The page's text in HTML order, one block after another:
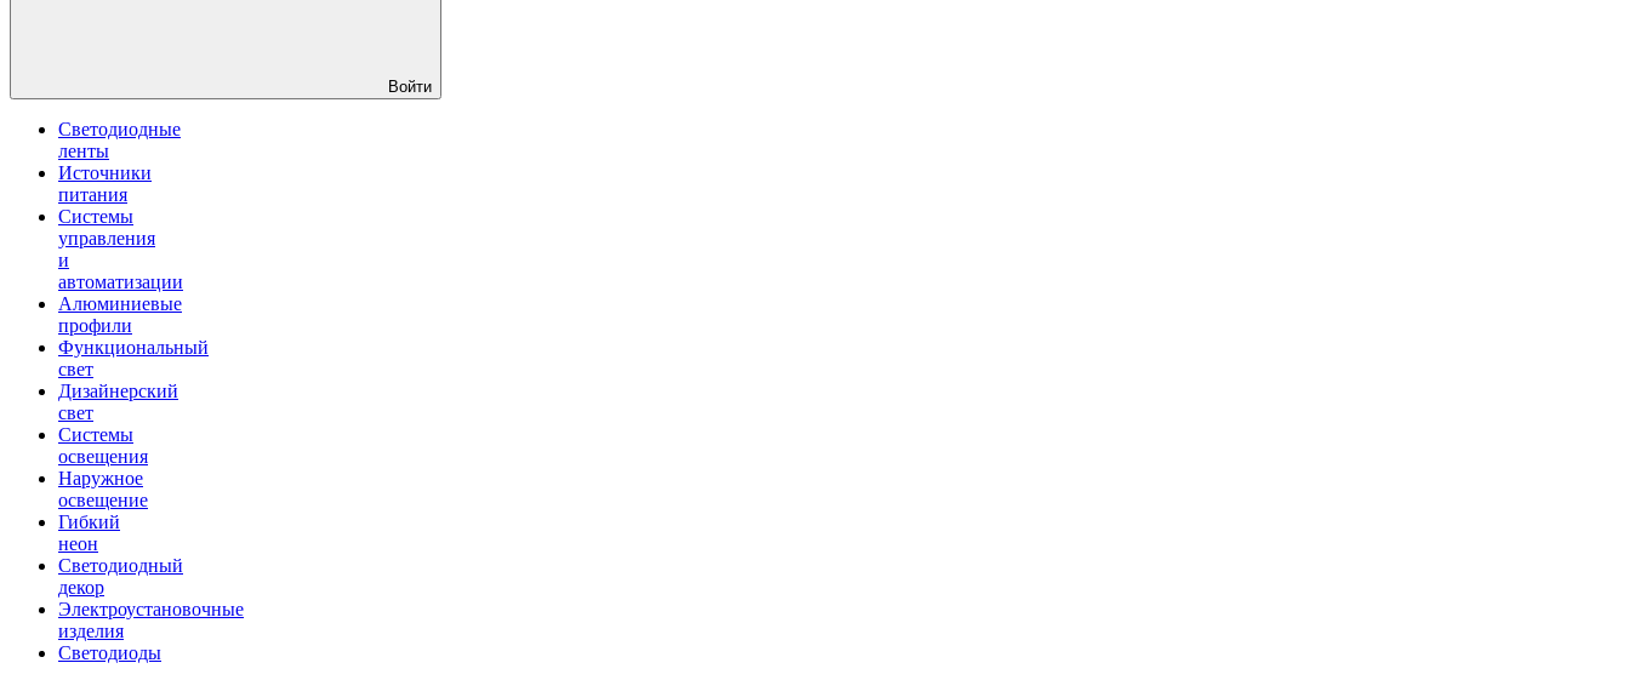
Войти
Светодиодные
ленты
Источники
питания
Системы
управления
и
автоматизации
Алюминиевые
профили
Функциональный
свет
Дизайнерский
свет
Системы
освещения
Наружное
освещение
Гибкий
неон
Светодиодный
декор
Электроустановочные
изделия
Светодиоды